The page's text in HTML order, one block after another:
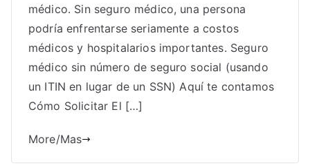
médico. Sin seguro médico, una persona
podría enfrentarse seriamente a costos
médicos y hospitalarios importantes. Seguro
médico sin número de seguro social (usando
un ITIN en lugar de un SSN) Aquí te contamos
Cómo Solicitar El […]
More/Mas